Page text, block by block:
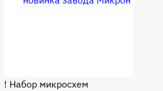
! Набор микросхем